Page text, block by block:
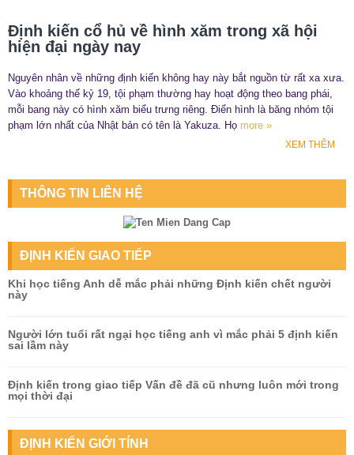
Định kiến cổ hủ về hình xăm trong xã hội
hiện đại ngày nay
Nguyên nhân về những định kiến không hay này bắt nguồn từ rất xa xưa.
Vào khoảng thế kỷ 19, tội phạm thường hay hoạt động theo bang phái,
mỗi bang này có hình xăm biểu trưng riêng. Điển hình là băng nhóm tội
phạm lớn nhất của Nhật bản có tên là Yakuza. Họ more »
XEM THÊM
THÔNG TIN LIÊN HỆ
ĐỊNH KIẾN GIAO TIẾP
Khi học tiếng Anh dễ mắc phải những Định kiến chết người
này
Người lớn tuổi rất ngại học tiếng anh vì mắc phải 5 định kiến
sai lầm này
Định kiến trong giao tiếp Vấn đề đã cũ nhưng luôn mới trong
mọi thời đại
ĐỊNH KIẾN GIỚI TÍNH